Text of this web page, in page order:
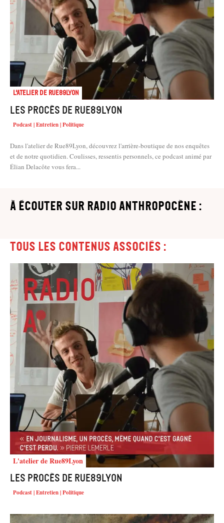
L'atelier de Rue89Lyon
Les procès de Rue89Lyon
Podcast | Entretien | Politique
Dans l'atelier de Rue89Lyon, découvrez l'arrière-boutique de nos enquêtes
et de notre quotidien. Coulisses, ressentis personnels, ce podcast animé par
Élian Delacôte vous fera...
à écouter sur Radio Anthropocène :
Tous les contenus associés :
L'atelier de Rue89Lyon
Les procès de Rue89Lyon
Podcast | Entretien | Politique